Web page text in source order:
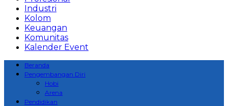
Industri
Kolom
Keuangan
Komunitas
Kalender Event
Beranda
Pengembangan Diri
Hobi
Arena
Pendidikan